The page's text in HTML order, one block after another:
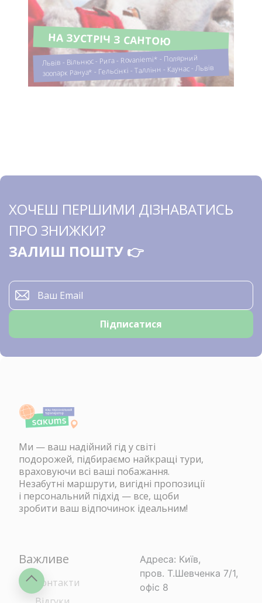
НА ЗУСТРІЧ З САНТОЮ
Львів - Вільнюс - Рига - Rovaniemi* - Полярний
зоопарк Рануа* - Гельсінкі - Таллінн - Каунас - Львів
ХОЧЕШ ПЕРШИМИ ДІЗНАВАТИСЬ
ПРО ЗНИЖКИ?
ЗАЛИШ ПОШТУ 👉
Ми — ваш надійний гід у світі
подорожей, підбираємо найкращі тури,
враховуючи всі ваші побажання.
Незабутні маршрути, вигідні пропозиції
і персональний підхід — все, щоби
зробити ваш відпочинок ідеальним!
Важливе
Контакти
Адреса: Київ,
пров. Т.Шевченка 7/1,
офіс 8